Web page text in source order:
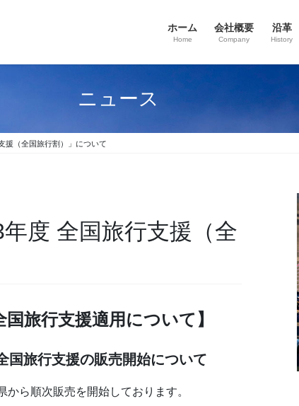
ホーム
Home
会社概要
Company
沿革
History
ニュース
援（全国旅行割）」について
度 全国旅行支援（全
旅行支援適用について】
国旅行支援の販売開始について
ら順次販売を開始しております。